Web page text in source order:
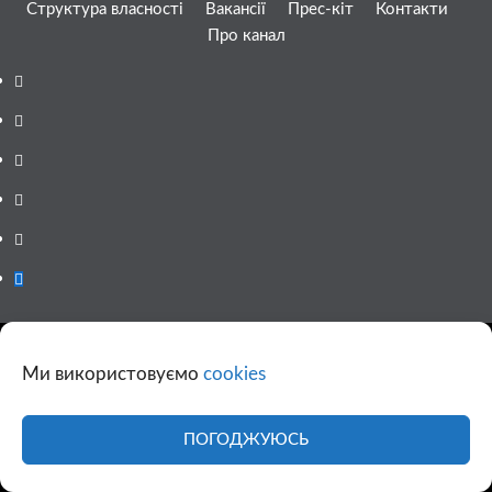
Ми використовуємо cookies
ПОГОДЖУЮСЬ
Структура власності
Вакансії Прес-кіт
Контакти
Про канал
Facebook
YouTube
Telegram
Instagram
Twitter
Google
При повному або частковому використанні матеріалів сайту
обов'язкове, розташування гіперпосилання не нижче другого